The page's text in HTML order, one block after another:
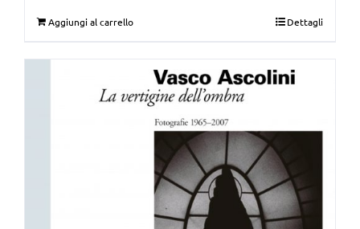
€40,00. €10,00.
Aggiungi al carrello Dettagli